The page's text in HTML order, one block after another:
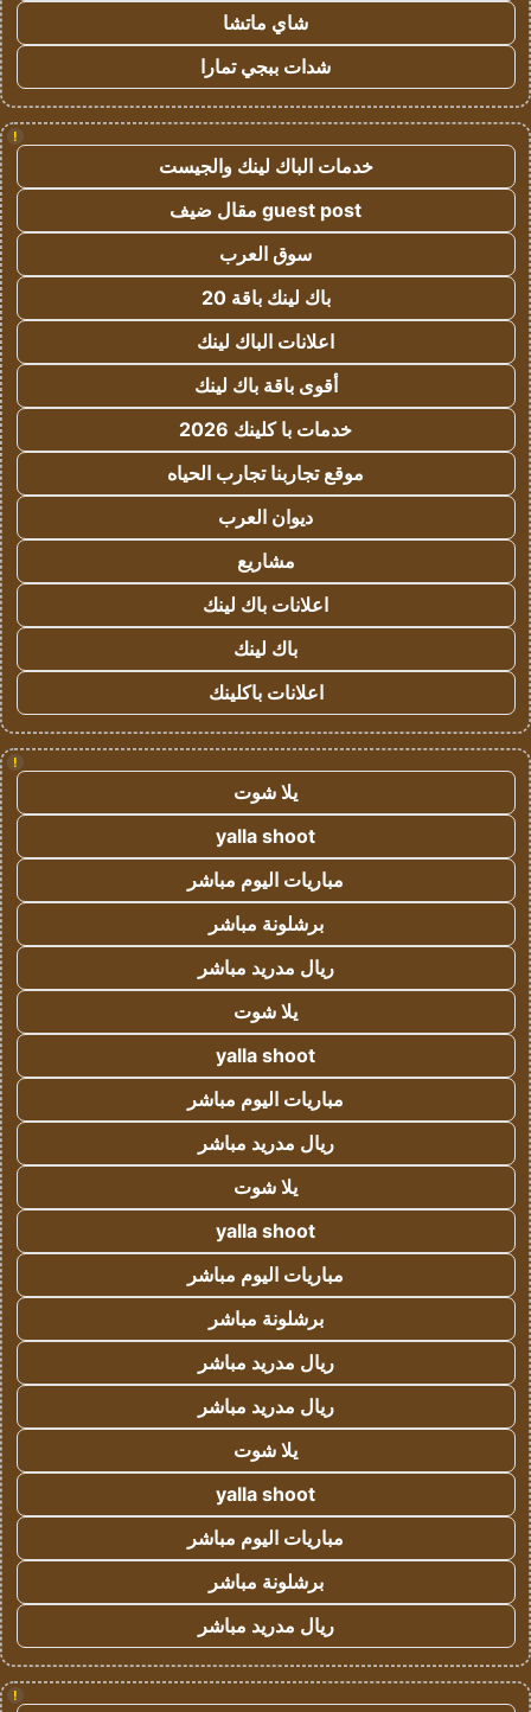
شاي ماتشا
شدات ببجي تمارا
!
خدمات الباك لينك والجيست
guest post مقال ضيف
سوق العرب
باك لينك باقة 20
اعلانات الباك لينك
أقوى باقة باك لينك
خدمات با كلينك 2026
موقع تجاربنا تجارب الحياه
ديوان العرب
مشاريع
اعلانات باك لينك
باك لينك
اعلانات باكلينك
!
يلا شوت
yalla shoot
مباريات اليوم مباشر
برشلونة مباشر
ريال مدريد مباشر
يلا شوت
yalla shoot
مباريات اليوم مباشر
ريال مدريد مباشر
يلا شوت
yalla shoot
مباريات اليوم مباشر
برشلونة مباشر
ريال مدريد مباشر
ريال مدريد مباشر
يلا شوت
yalla shoot
مباريات اليوم مباشر
برشلونة مباشر
ريال مدريد مباشر
!